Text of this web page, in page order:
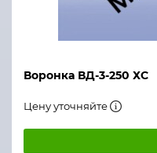
Воронка ВД-3-250 ХС
Цену уточняйте